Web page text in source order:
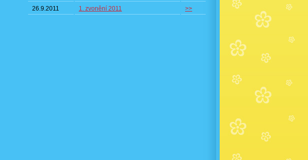
26.9.2011
1. zvonění 2011 >>